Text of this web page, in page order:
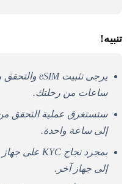
تنبيه!
ساعات من رحلتك.
إلى ساعة واحدة.
إلى جهاز آخر.